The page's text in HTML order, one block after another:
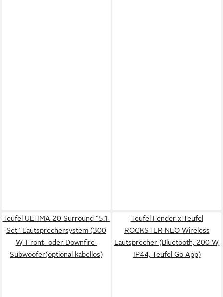
Teufel ULTIMA 20 Surround "5.1-
Set" Lautsprechersystem (300
W, Front- oder Downfire-
Subwoofer(optional kabellos)
Teufel Fender x Teufel
ROCKSTER NEO Wireless
Lautsprecher (Bluetooth, 200 W,
IP44, Teufel Go App)